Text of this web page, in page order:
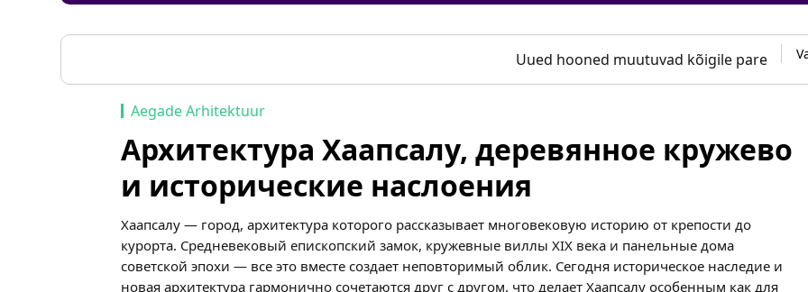
Uued hooned muutuvad kõigile paremini
Aegade Arhitektuur
Архитектура Хаапсалу, деревянное кружево
и исторические наслоения
Хаапсалу — город, архитектура которого рассказывает многовековую историю от крепости до
курорта. Средневековый епископский замок, кружевные виллы XIX века и панельные дома
советской эпохи — все это вместе создает неповторимый облик. Сегодня историческое наследие и
новая архитектура гармонично сочетаются друг с другом, что делает Хаапсалу особенным как для